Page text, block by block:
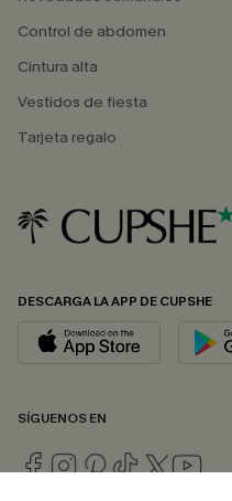
Control de abdomen
Cintura alta
Vestidos de fiesta
Tarjeta regalo
DESCARGA LA APP DE CUPSHE
SÍGUENOS EN